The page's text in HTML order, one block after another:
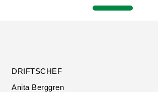
DRIFTSCHEF
Anita Berggren